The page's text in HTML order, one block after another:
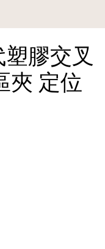
塑膠交叉
夾 定位